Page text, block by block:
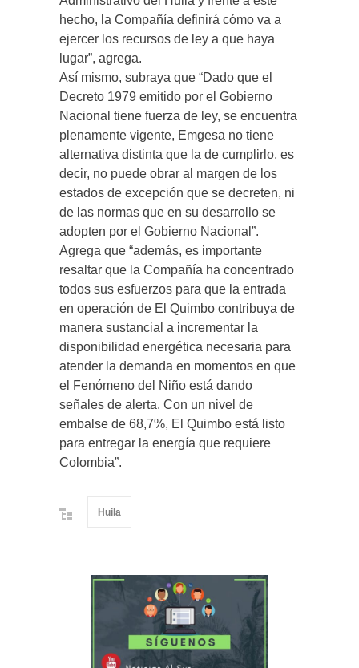
hecho, la Compañía definirá cómo va a
ejercer los recursos de ley a que haya
lugar”, agrega.
Así mismo, subraya que “Dado que el
Decreto 1979 emitido por el Gobierno
Nacional tiene fuerza de ley, se encuentra
plenamente vigente, Emgesa no tiene
alternativa distinta que la de cumplirlo, es
decir, no puede obrar al margen de los
estados de excepción que se decreten, ni
de las normas que en su desarrollo se
adopten por el Gobierno Nacional”.
Agrega que “además, es importante
resaltar que la Compañía ha concentrado
todos sus esfuerzos para que la entrada
en operación de El Quimbo contribuya de
manera sustancial a incrementar la
disponibilidad energética necesaria para
atender la demanda en momentos en que
el Fenómeno del Niño está dando
señales de alerta. Con un nivel de
embalse de 68,7%, El Quimbo está listo
para entregar la energía que requiere
Colombia”.
Huila